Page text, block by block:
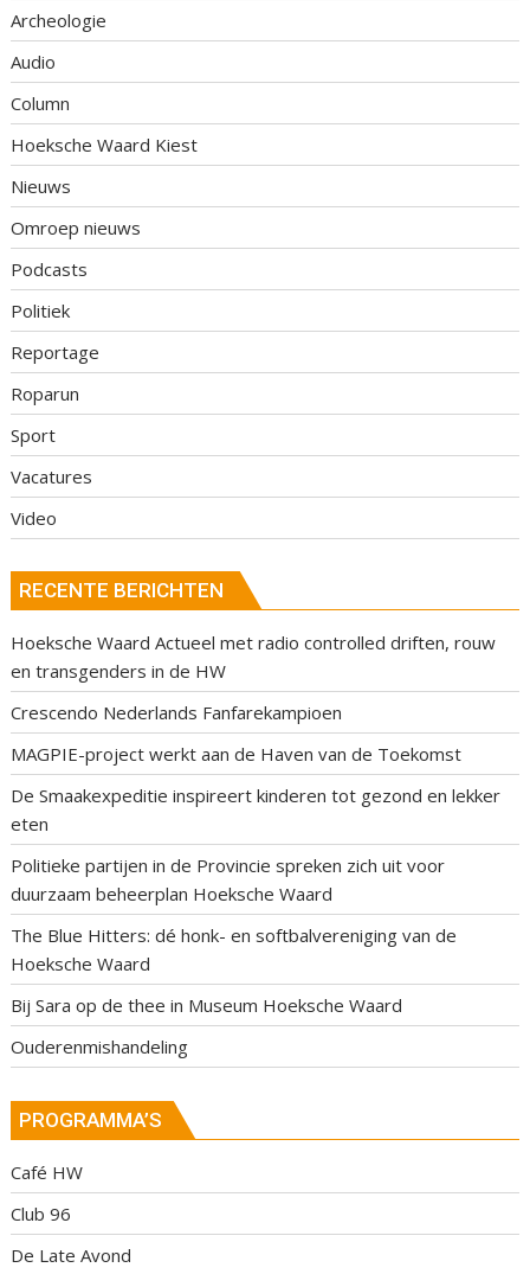
Archeologie
Audio
Column
Hoeksche Waard Kiest
Nieuws
Omroep nieuws
Podcasts
Politiek
Reportage
Roparun
Sport
Vacatures
Video
RECENTE BERICHTEN
Hoeksche Waard Actueel met radio controlled driften, rouw
en transgenders in de HW
Crescendo Nederlands Fanfarekampioen
MAGPIE-project werkt aan de Haven van de Toekomst
De Smaakexpeditie inspireert kinderen tot gezond en lekker
eten
Politieke partijen in de Provincie spreken zich uit voor
duurzaam beheerplan Hoeksche Waard
The Blue Hitters: dé honk- en softbalvereniging van de
Hoeksche Waard
Bij Sara op de thee in Museum Hoeksche Waard
Ouderenmishandeling
PROGRAMMA’S
Café HW
Club 96
De Late Avond